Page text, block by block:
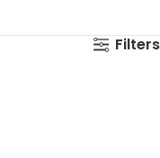
Filters